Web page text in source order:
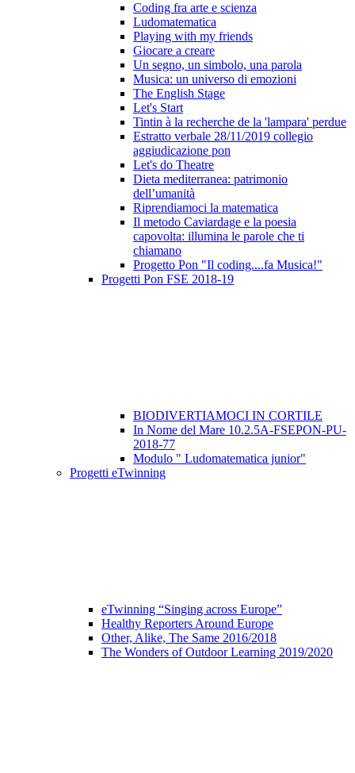
Coding fra arte e scienza
Ludomatematica
Playing with my friends
Giocare a creare
Un segno, un simbolo, una parola
Musica: un universo di emozioni
The English Stage
Let's Start
Tintin à la recherche de la 'lampara' perdue
Estratto verbale 28/11/2019 collegio
aggiudicazione pon
Let's do Theatre
Dieta mediterranea: patrimonio
dell’umanità
Riprendiamoci la matematica
Il metodo Caviardage e la poesia
capovolta: illumina le parole che ti
chiamano
Progetto Pon "Il coding....fa Musica!"
Progetti Pon FSE 2018-19
BIODIVERTIAMOCI IN CORTILE
In Nome del Mare 10.2.5A-FSEPON-PU-
2018-77
Modulo " Ludomatematica junior"
Progetti eTwinning
eTwinning “Singing across Europe”
Healthy Reporters Around Europe
Other, Alike, The Same 2016/2018
The Wonders of Outdoor Learning 2019/2020